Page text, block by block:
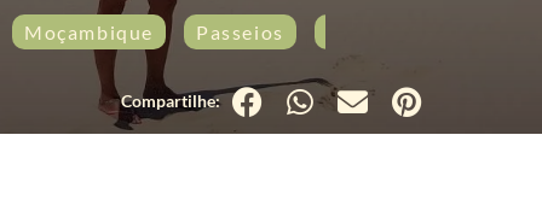
Moçambique Passeios